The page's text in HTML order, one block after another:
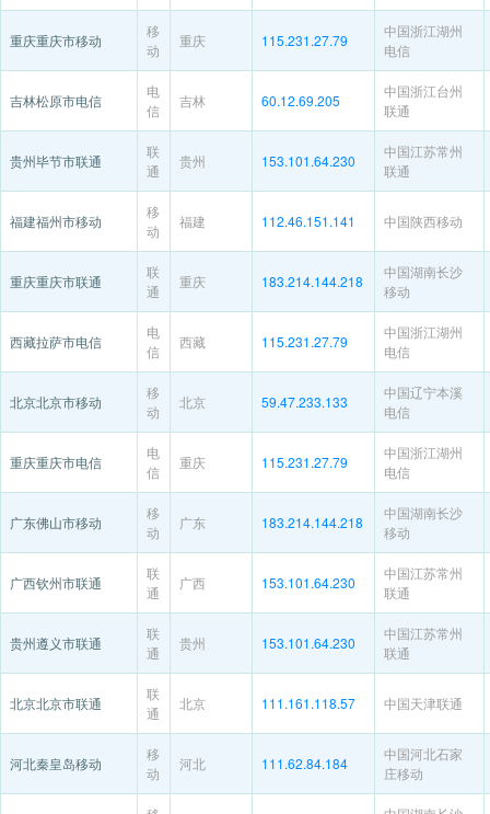
重庆重庆市移动
移
动
重庆 115.231.27.79
中国浙江湖州
电信
吉林松原市电信
电
信
吉林 60.12.69.205
中国浙江台州
联通
贵州毕节市联通
联
通
贵州 153.101.64.230
中国江苏常州
联通
福建福州市移动
移
动
福建 112.46.151.141 中国陕西移动
重庆重庆市联通
联
通
重庆 183.214.144.218
中国湖南长沙
移动
西藏拉萨市电信
电
信
西藏 115.231.27.79
中国浙江湖州
电信
北京北京市移动
移
动
北京 59.47.233.133
中国辽宁本溪
电信
重庆重庆市电信
电
信
重庆 115.231.27.79
中国浙江湖州
电信
广东佛山市移动
移
动
广东 183.214.144.218
中国湖南长沙
移动
广西钦州市联通
联
通
广西 153.101.64.230
中国江苏常州
联通
贵州遵义市联通
联
通
贵州 153.101.64.230
中国江苏常州
联通
北京北京市联通
联
通
北京 111.161.118.57 中国天津联通
河北秦皇岛移动
移
动
河北 111.62.84.184
中国河北石家
庄移动